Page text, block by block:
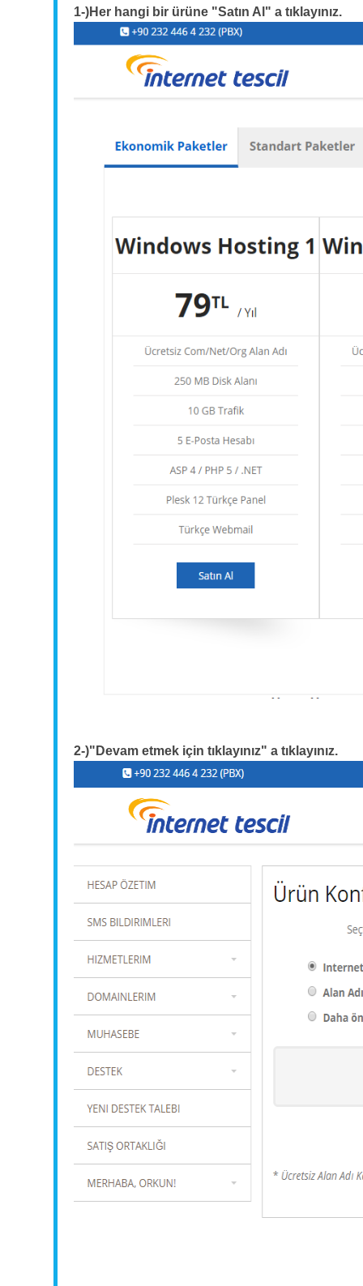
1-)Her hangi bir ürüne "Satın Al" a tıklayınız.
2-)"Devam etmek için tıklayınız" a tıklayınız.